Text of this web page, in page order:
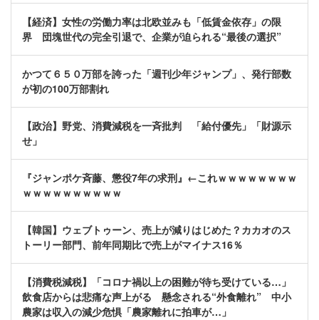
【経済】女性の労働力率は北欧並みも「低賃金依存」の限
界 団塊世代の完全引退で、企業が迫られる“最後の選択”
かつて６５０万部を誇った「週刊少年ジャンプ」、発行部数
が初の100万部割れ
【政治】野党、消費減税を一斉批判 「給付優先」「財源示
せ」
『ジャンポケ斉藤、懲役7年の求刑』←これｗｗｗｗｗｗｗｗ
ｗｗｗｗｗｗｗｗｗｗ
【韓国】ウェブトゥーン、売上が減りはじめた？カカオのス
トーリー部門、前年同期比で売上がマイナス16％
【消費税減税】「コロナ禍以上の困難が待ち受けている…」
飲食店からは悲痛な声上がる 懸念される“外食離れ” 中小
農家は収入の減少危惧「農家離れに拍車が…」